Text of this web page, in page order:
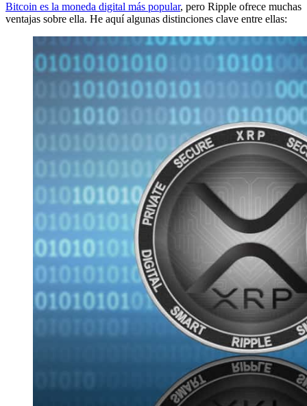
Bitcoin es la moneda digital más popular, pero Ripple ofrece muchas
ventajas sobre ella. He aquí algunas distinciones clave entre ellas: